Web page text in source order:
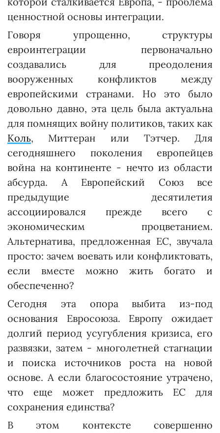
ценностной основы интеграции.
Говоря упрощенно, структуры
евроинтеграции первоначально
создавались для преодоления
вооруженных конфликтов между
европейскими странами. Но это было
довольно давно, эта цель была актуальна
для помнящих войну политиков, таких как
Коль, Миттеран или Тэтчер. Для
сегодняшнего поколения европейцев
война на континенте - нечто из области
абсурда. А Европейский Союз все
предыдущие десятилетия
ассоциировался прежде всего с
экономическим процветанием.
Альтернатива, предложенная ЕС, звучала
просто: зачем воевать или конфликтовать,
если вместе можно жить богато и
обеспеченно?
Сегодня эта опора выбита из-под
основания Евросоюза. Евро­пу ожидает
долгий период усугубления кризиса, его
развязки, затем - многолетней стагнации
и поиска источников роста на новой
основе. А если благосостояние утрачено,
что еще может предложить ЕС для
сохранения единства?
В этом контексте совершенно